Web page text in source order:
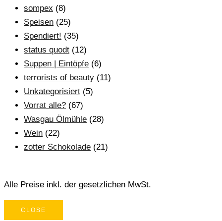
sompex (8)
Speisen (25)
Spendiert! (35)
status quodt (12)
Suppen | Eintöpfe (6)
terrorists of beauty (11)
Unkategorisiert (5)
Vorrat alle? (67)
Wasgau Ölmühle (28)
Wein (22)
zotter Schokolade (21)
Alle Preise inkl. der gesetzlichen MwSt.
CLOSE